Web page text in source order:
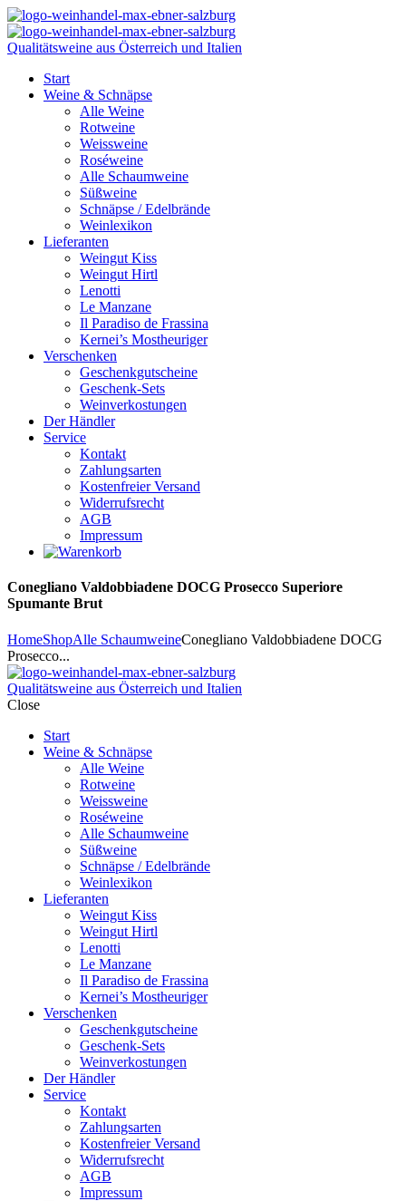
Qualitätsweine aus Österreich und Italien
Start
Weine & Schnäpse
Alle Weine
Rotweine
Weissweine
Roséweine
Alle Schaumweine
Süßweine
Schnäpse / Edelbrände
Weinlexikon
Lieferanten
Weingut Kiss
Weingut Hirtl
Lenotti
Le Manzane
Il Paradiso de Frassina
Kernei’s Mostheuriger
Verschenken
Geschenkgutscheine
Geschenk-Sets
Weinverkostungen
Der Händler
Service
Kontakt
Zahlungsarten
Kostenfreier Versand
Widerrufsrecht
AGB
Impressum
Conegliano Valdobbiadene DOCG Prosecco Superiore
Spumante Brut
HomeShopAlle SchaumweineConegliano Valdobbiadene DOCG
Prosecco...
Qualitätsweine aus Österreich und Italien
Close
Start
Weine & Schnäpse
Alle Weine
Rotweine
Weissweine
Roséweine
Alle Schaumweine
Süßweine
Schnäpse / Edelbrände
Weinlexikon
Lieferanten
Weingut Kiss
Weingut Hirtl
Lenotti
Le Manzane
Il Paradiso de Frassina
Kernei’s Mostheuriger
Verschenken
Geschenkgutscheine
Geschenk-Sets
Weinverkostungen
Der Händler
Service
Kontakt
Zahlungsarten
Kostenfreier Versand
Widerrufsrecht
AGB
Impressum